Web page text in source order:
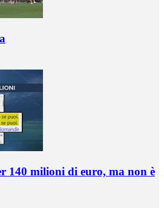
140 milioni di euro, ma non è